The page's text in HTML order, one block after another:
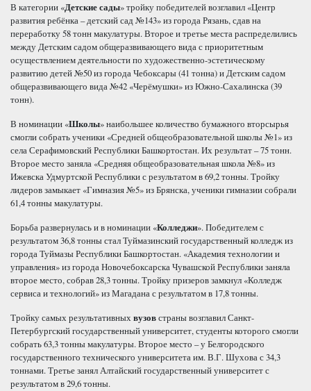
В категории «Детские сады» тройку победителей возглавил «Центр
развития ребёнка – детский сад №143» из города Рязань, сдав на
переработку 58 тонн макулатуры. Второе и третье места распределились
между Детским садом общеразвивающего вида с приоритетным
осуществлением деятельности по художественно-эстетическому
развитию детей №50 из города Чебоксары (41 тонна) и Детским садом
общеразвивающего вида №42 «Черёмушки» из Южно-Сахалинска (39
тонн).
В номинации «Школы» наибольшее количество бумажного вторсырья
смогли собрать ученики «Средней общеобразовательной школы №1» из
села Серафимовский Республики Башкортостан. Их результат – 75 тонн.
Второе место заняла «Средняя общеобразовательная школа №8» из
Ижевска Удмуртской Республики с результатом в 69,2 тонны. Тройку
лидеров замыкает «Гимназия №5» из Брянска, ученики гимназии собрали
61,4 тонны макулатуры.
Борьба развернулась и в номинации «Колледжи». Победителем с
результатом 36,8 тонны стал Туймазинский государственный колледж из
города Туймазы Республики Башкортостан. «Академия технологии и
управления» из города Новочебоксарска Чувашской Республики заняла
второе место, собрав 28,3 тонны. Тройку призеров замкнул «Колледж
сервиса и технологий» из Магадана с результатом в 17,8 тонны.
Тройку самых результативныхвузовстраны возглавил Санкт-
Петербургский государственный университет, студенты которого смогли
собрать 63,3 тонны макулатуры. Второе место – у Белгородского
государственного технического университета им. В.Г. Шухова с 34,3
тоннами. Третье занял Алтайский государственный университет с
результатом в 29,6 тонны.